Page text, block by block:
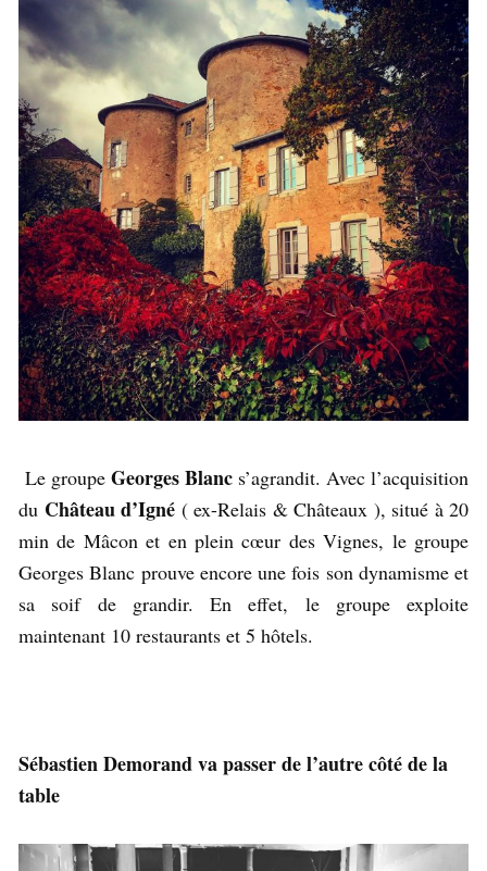
Le groupe Georges Blanc s’agrandit. Avec l’acquisition
du Château d’Igné ( ex-Relais & Châteaux ), situé à 20
min de Mâcon et en plein cœur des Vignes, le groupe
Georges Blanc prouve encore une fois son dynamisme et
sa soif de grandir. En effet, le groupe exploite
maintenant 10 restaurants et 5 hôtels.
Sébastien Demorand va passer de l’autre côté de la
table